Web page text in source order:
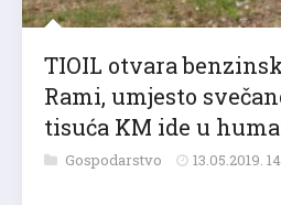
TIOIL otvara
Rami, umjesto
tisuća KM ide u
Gospodarstvo 13.05.2019.